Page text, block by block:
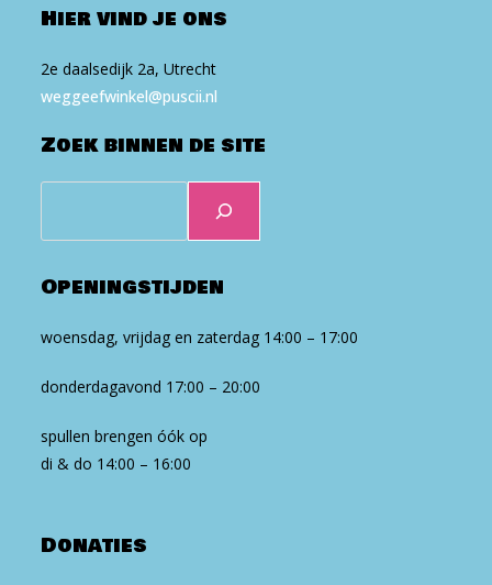
Hier vind je ons
2e daalsedijk 2a, Utrecht
weg​geef​win​kel​@puscii​.nl
Zoek binnen de site
Openingstijden
woensdag, vrijdag en zaterdag 14:00 – 17:00
donderdagavond 17:00 – 20:00
spullen brengen óók op
di & do 14:00 – 16:00
Donaties